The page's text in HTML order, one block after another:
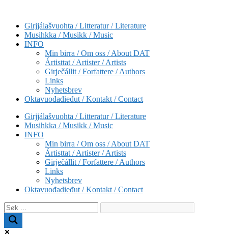
contentGirjjálašvuohta / Litteratur / Literature
Musihkka / Musikk / Music
INFO
Min birra / Om oss / About DAT
Ártisttat / Artister / Artists
Girječállit / Forfattere / Authors
Links
Nyhetsbrev
Oktavuođadieđut / Kontakt / Contact
Girjjálašvuohta / Litteratur / Literature
Musihkka / Musikk / Music
INFO
Min birra / Om oss / About DAT
Ártisttat / Artister / Artists
Girječállit / Forfattere / Authors
Links
Nyhetsbrev
Oktavuođadieđut / Kontakt / Contact